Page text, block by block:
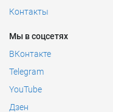
Контакты
Мы в соцсетях
ВКонтакте
Telegram
YouTube
Дзен